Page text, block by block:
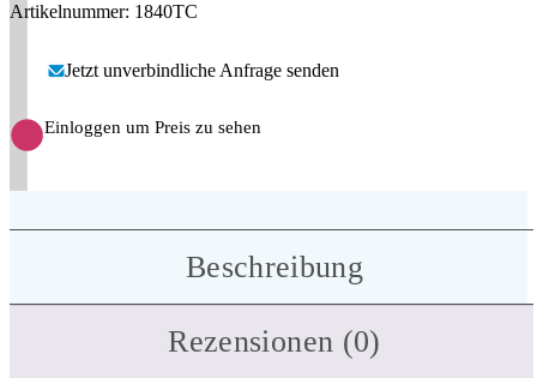
Artikelnummer: 1840TC
Jetzt unverbindliche Anfrage senden
Einloggen um Preis zu sehen
Beschreibung
Rezensionen (0)